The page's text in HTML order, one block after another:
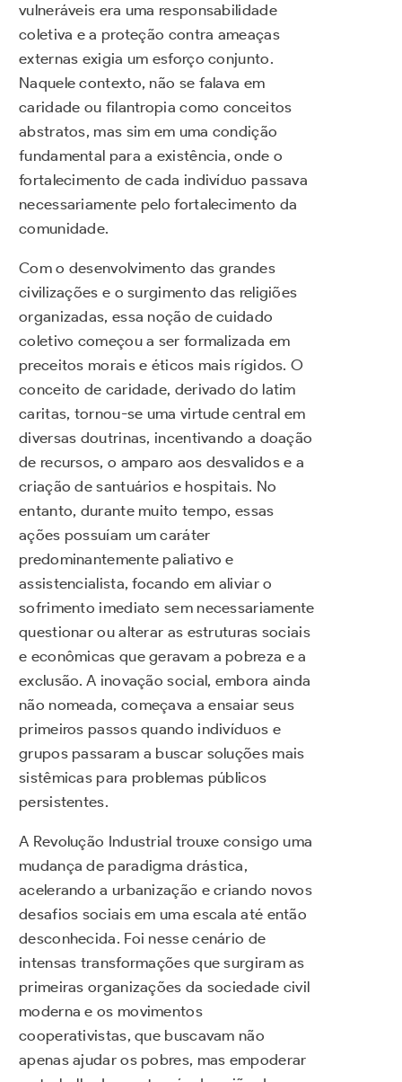
vulneráveis era uma responsabilidade
coletiva e a proteção contra ameaças
externas exigia um esforço conjunto.
Naquele contexto, não se falava em
caridade ou filantropia como conceitos
abstratos, mas sim em uma condição
fundamental para a existência, onde o
fortalecimento de cada indivíduo passava
necessariamente pelo fortalecimento da
comunidade.
Com o desenvolvimento das grandes
civilizações e o surgimento das religiões
organizadas, essa noção de cuidado
coletivo começou a ser formalizada em
preceitos morais e éticos mais rígidos. O
conceito de caridade, derivado do latim
caritas, tornou-se uma virtude central em
diversas doutrinas, incentivando a doação
de recursos, o amparo aos desvalidos e a
criação de santuários e hospitais. No
entanto, durante muito tempo, essas
ações possuíam um caráter
predominantemente paliativo e
assistencialista, focando em aliviar o
sofrimento imediato sem necessariamente
questionar ou alterar as estruturas sociais
e econômicas que geravam a pobreza e a
exclusão. A inovação social, embora ainda
não nomeada, começava a ensaiar seus
primeiros passos quando indivíduos e
grupos passaram a buscar soluções mais
sistêmicas para problemas públicos
persistentes.
A Revolução Industrial trouxe consigo uma
mudança de paradigma drástica,
acelerando a urbanização e criando novos
desafios sociais em uma escala até então
desconhecida. Foi nesse cenário de
intensas transformações que surgiram as
primeiras organizações da sociedade civil
moderna e os movimentos
cooperativistas, que buscavam não
apenas ajudar os pobres, mas empoderar